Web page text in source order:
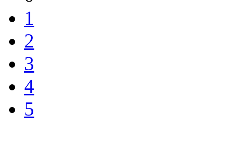
1
2
3
4
5